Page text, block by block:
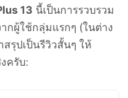
13 นี้เป็นการรวบรวม
กผู้ใช้กลุ่มแรกๆ (ในต่าง
สรุปเป็นรีวิวสั้นๆ ให้
ครับ: